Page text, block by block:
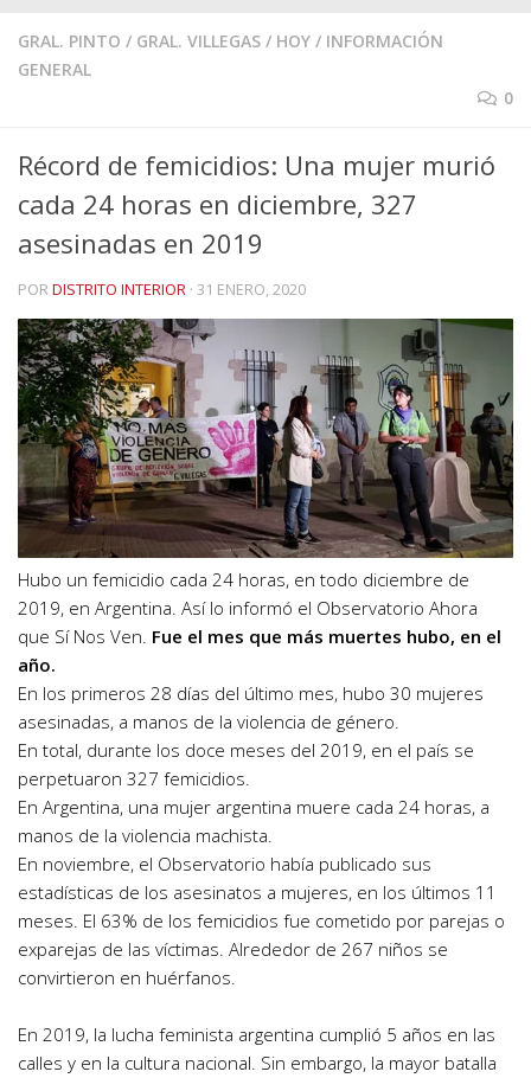
GRAL. PINTO / GRAL. VILLEGAS / HOY / INFORMACIÓN
GENERAL
0
Récord de femicidios: Una mujer murió
cada 24 horas en diciembre, 327
asesinadas en 2019
PORDISTRITO INTERIOR · 31 ENERO, 2020
Hubo un femicidio cada 24 horas, en todo diciembre de
2019, en Argentina. Así lo informó el Observatorio Ahora
que Sí Nos Ven. Fue el mes que más muertes hubo, en el
año.
En los primeros 28 días del último mes, hubo 30 mujeres
asesinadas, a manos de la violencia de género.
En total, durante los doce meses del 2019, en el país se
perpetuaron 327 femicidios.
En Argentina, una mujer argentina muere cada 24 horas, a
manos de la violencia machista.
En noviembre, el Observatorio había publicado sus
estadísticas de los asesinatos a mujeres, en los últimos 11
meses. El 63% de los femicidios fue cometido por parejas o
exparejas de las víctimas. Alrededor de 267 niños se
convirtieron en huérfanos.
En 2019, la lucha feminista argentina cumplió 5 años en las
calles y en la cultura nacional. Sin embargo, la mayor batalla